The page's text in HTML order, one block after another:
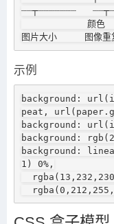
┈┈┬┈┈┈┈┈┈┈
图片大小     图像重
示例
background:
peat,
background:
background:
background:
1) 0%,